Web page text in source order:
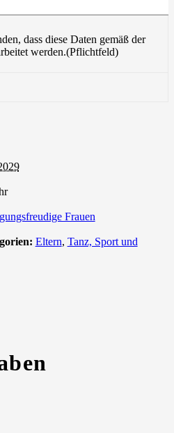
dass diese Daten gemäß der
werden.(Pflichtfeld)
Frauen
Eltern, Tanz, Sport und